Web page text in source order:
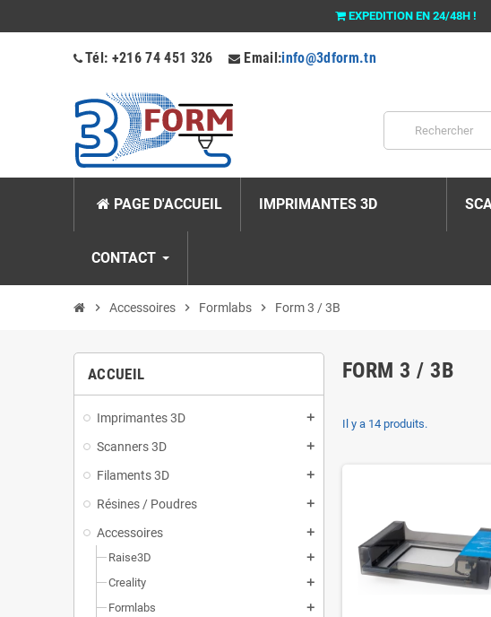
EXPEDITION EN 24/48H !
Tél: +216 74 451 326 Email:info@3dform.tn
PAGE D'ACCUEIL IMPRIMANTES 3D
CONTACT
chevron_right Accessoires chevron_right Formlabs chevron_right Form 3 / 3B
ACCUEIL
Imprimantes 3D add
Scanners 3D add
Filaments 3D add
Résines / Poudres add
Accessoires add
Raise3D add
Creality add
Formlabs add
FORM 3 / 3B
Il y a 14 produits.